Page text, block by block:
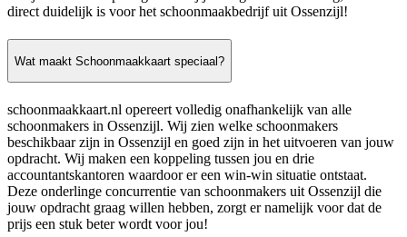
direct duidelijk is voor het schoonmaakbedrijf uit Ossenzijl!
Wat maakt Schoonmaakkaart speciaal?
schoonmaakkaart.nl opereert volledig onafhankelijk van alle
schoonmakers in Ossenzijl. Wij zien welke schoonmakers
beschikbaar zijn in Ossenzijl en goed zijn in het uitvoeren van jouw
opdracht. Wij maken een koppeling tussen jou en drie
accountantskantoren waardoor er een win-win situatie ontstaat.
Deze onderlinge concurrentie van schoonmakers uit Ossenzijl die
jouw opdracht graag willen hebben, zorgt er namelijk voor dat de
prijs een stuk beter wordt voor jou!